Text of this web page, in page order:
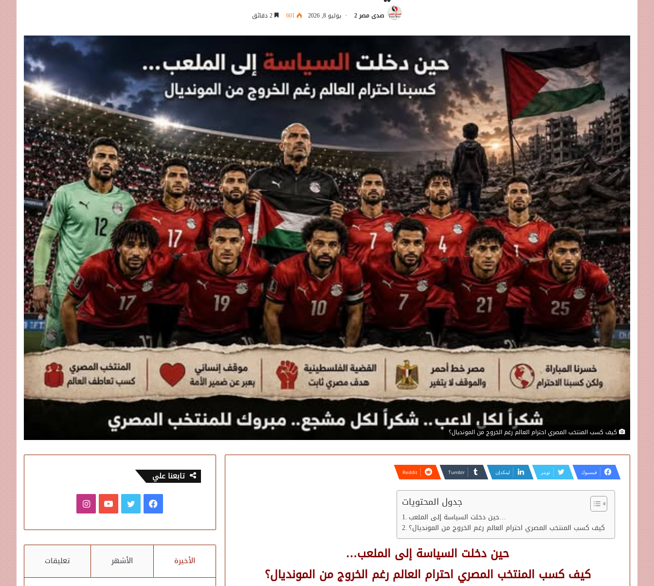
صدى مصر 2 يوليو 8, 2026 601
كيف كسب المنتخب المصري احترام العالم رغم الخروج من المونديال؟
فيسبوك تويتر لينكدإن
جدول المحتويات
حين دخلت السياسة إلى الملعب…
كيف كسب المنتخب المصري احترام العالم رغم الخروج من المونديال؟
حين دخلت السياسة إلى الملعب…
كيف كسب المنتخب المصري احترام العالم رغم الخروج من المونديال؟
تابعنا علي
فيسبوكتويتر يوتيوبانستقرام
الأخيرة الأشهر تعليقات